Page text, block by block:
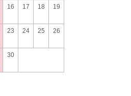
16 17 18 19
23 24 25 26
30